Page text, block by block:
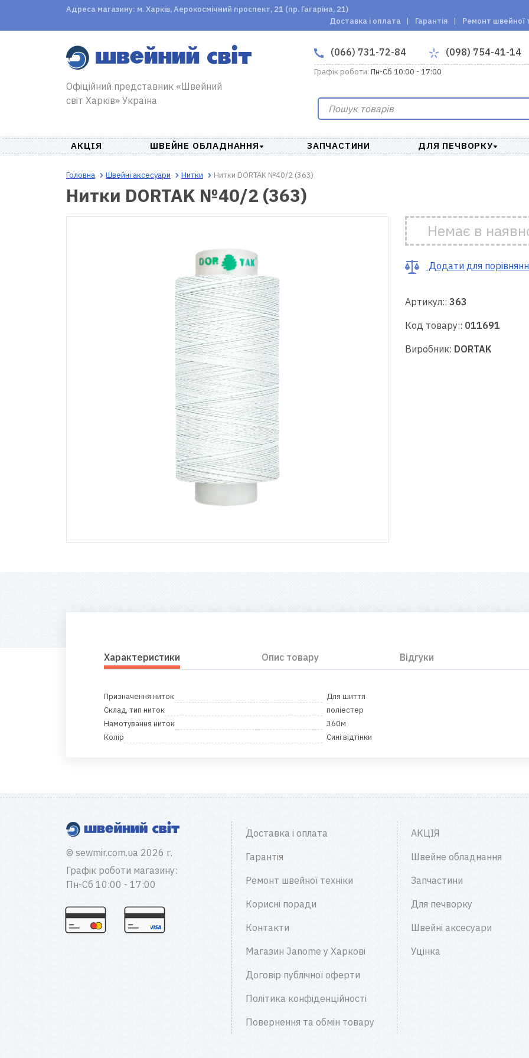
Адреса магазину: м. Харків, Аерокосмічний проспект, 21 (пр. Гагаріна, 21)
Доставка і оплата
Гарантія Ремонт швейної
Офіційний представник «Швейний
світ Харків» Україна
(066) 731-72-84 (098) 754-41-14
Графік роботи: Пн-Сб 10:00 - 17:00
АКЦІЯ ШВЕЙНЕ ОБЛАДНАННЯ ЗАПЧАСТИНИ ДЛЯ ПЕЧВОРКУ
Головна Швейні аксесуари Нитки Нитки DORTAK №40/2 (363)
Нитки DORTAK №40/2 (363)
Немає в
Додати для
Артикул:: 363
Код товару:: 011691
Виробник: DORTAK
Характеристики Опис товару Відгуки
Призначення ниток
Для шиття
Склад, тип ниток
поліестер
Намотування ниток
360м
Колір
Сині відтінки
© sewmir.com.ua 2026 г.
Графік роботи магазину:
Пн-Сб 10:00 - 17:00
Доставка і оплата
Гарантія
Ремонт швейної техніки
Корисні поради
Контакти
Магазин Janome у Харкові
Договір публічної оферти
Політика конфіденційності
Повернення та обмін товару
АКЦІЯ
Швейне обладнання
Запчастини
Для печворку
Швейні аксесуари
Уцінка